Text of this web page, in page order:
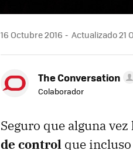
16 Octubre 2016 Actualizado 21
The Conversation
Colaborador
Seguro que alguna
de control que